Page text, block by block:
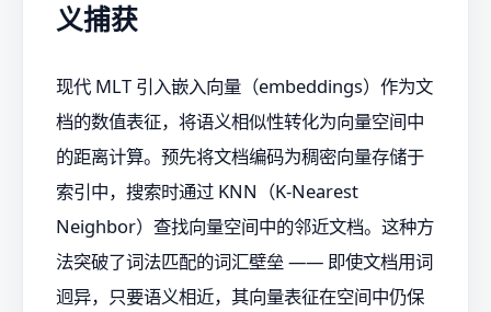
义捕获
现代 MLT 引入嵌入向量（embeddings）作为文
档的数值表征，将语义相似性转化为向量空间中
的距离计算。预先将文档编码为稠密向量存储于
索引中，搜索时通过 KNN（K-Nearest
Neighbor）查找向量空间中的邻近文档。这种方
法突破了词法匹配的词汇壁垒 —— 即使文档用词
迥异，只要语义相近，其向量表征在空间中仍保